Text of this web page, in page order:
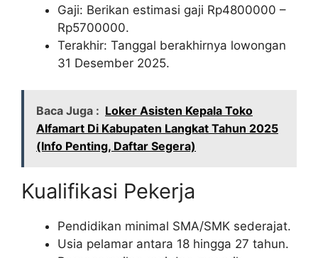
Gaji: Berikan estimasi gaji Rp4800000 –
Rp5700000.
Terakhir: Tanggal berakhirnya lowongan
31 Desember 2025.
Baca Juga : Loker Asisten Kepala Toko
Alfamart Di Kabupaten Langkat Tahun 2025
(Info Penting, Daftar Segera)
Kualifikasi Pekerja
Pendidikan minimal SMA/SMK sederajat.
Usia pelamar antara 18 hingga 27 tahun.